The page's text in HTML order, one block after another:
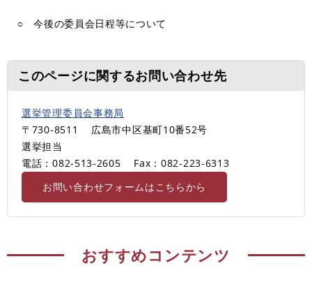
○ 今後の委員会日程等について
このページに関するお問い合わせ先
選挙管理委員会事務局
〒730-8511
広島市中区基町10番52号
選挙担当
電話：082-513-2605
Fax：082-223-6313
お問い合わせフォームはこちらから
おすすめコンテンツ